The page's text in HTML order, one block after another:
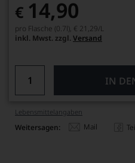
€ 14,90
pro Flasche (0.7l), € 21,29/L
inkl. Mwst. zzgl. Versand
IN
Lebensmittel­angaben
Weitersagen: Mail